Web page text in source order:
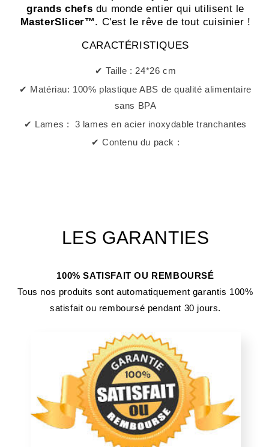
grands chefs du monde entier qui utilisent le
MasterSlicer™. C'est le rêve de tout cuisinier !
CARACTÉRISTIQUES
✔ Taille : 24*26 cm
✔ Matériau: 100% plastique ABS de qualité alimentaire
sans BPA
✔ Lames : 3 lames en acier inoxydable tranchantes
✔ Contenu du pack :
LES GARANTIES
100% SATISFAIT OU REMBOURSÉ
Tous nos produits sont automatiquement garantis 100%
satisfait ou remboursé pendant 30 jours.